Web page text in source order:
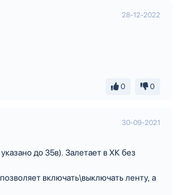
28-12-2022
0 0
30-09-2021
до 35в). Залетает в ХК без
включать\выключать ленту, а